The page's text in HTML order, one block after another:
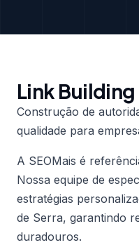
Link Building
Construção de
qualidade para
A SEOMais é
Nossa equipe de
estratégias
de Serra, garantindo
duradouros.